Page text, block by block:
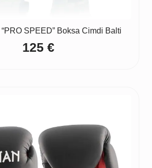
SPEED” Boksa Cimdi Balti
125 €